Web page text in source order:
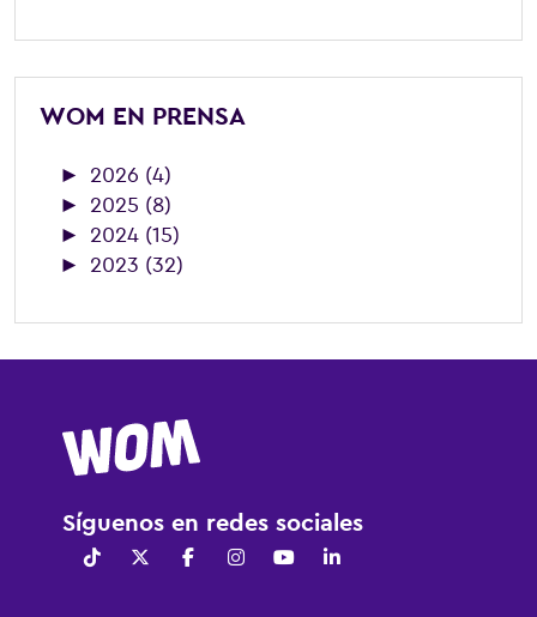
WOM EN PRENSA
► 2026 (4)
► 2025 (8)
► 2024 (15)
► 2023 (32)
Síguenos en redes sociales